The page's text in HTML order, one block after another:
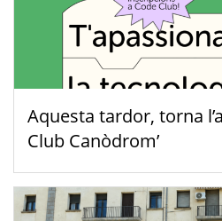
Aquesta tardor, torna
Club Canòdrom’